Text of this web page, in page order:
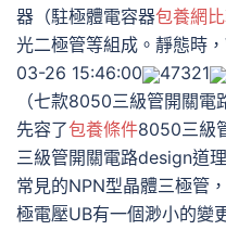
器（駐極體電容器包養網
光二極管等組成。靜態時
03-26 15:46:00
47321
（七款8050三級管開關
先容了包養條件8050三級
三級管開關電路design道
常見的NPN型晶體三極管
極電壓UB有一個渺小的變